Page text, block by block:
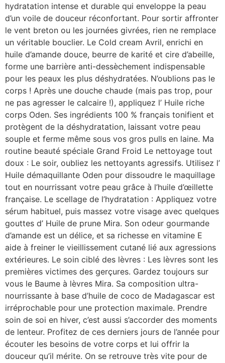
hydratation intense et durable qui enveloppe la peau
d’un voile de douceur réconfortant. Pour sortir affronter
le vent breton ou les journées givrées, rien ne remplace
un véritable bouclier. Le Cold cream Avril, enrichi en
huile d’amande douce, beurre de karité et cire d’abeille,
forme une barrière anti-dessèchement indispensable
pour les peaux les plus déshydratées. N’oublions pas le
corps ! Après une douche chaude (mais pas trop, pour
ne pas agresser le calcaire !), appliquez l’ Huile riche
corps Oden. Ses ingrédients 100 % français tonifient et
protègent de la déshydratation, laissant votre peau
souple et ferme même sous vos gros pulls en laine. Ma
routine beauté spéciale Grand Froid Le nettoyage tout
doux : Le soir, oubliez les nettoyants agressifs. Utilisez l’
Huile démaquillante Oden pour dissoudre le maquillage
tout en nourrissant votre peau grâce à l’huile d’œillette
française. Le scellage de l’hydratation : Appliquez votre
sérum habituel, puis massez votre visage avec quelques
gouttes d’ Huile de prune Mira. Son odeur gourmande
d’amande est un délice, et sa richesse en vitamine E
aide à freiner le vieillissement cutané lié aux agressions
extérieures. Le soin ciblé des lèvres : Les lèvres sont les
premières victimes des gerçures. Gardez toujours sur
vous le Baume à lèvres Mira. Sa composition ultra-
nourrissante à base d’huile de coco de Madagascar est
irréprochable pour une protection maximale. Prendre
soin de soi en hiver, c’est aussi s’accorder des moments
de lenteur. Profitez de ces derniers jours de l’année pour
écouter les besoins de votre corps et lui offrir la
douceur qu’il mérite. On se retrouve très vite pour de